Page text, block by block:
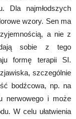
Dla najmłodszych
wzory. Sen ma
a nie z
sobie z tego
formę terapii SI.
szczególnie
bodźcowa, np. na
nerwowego i może
W celu ułatwienia